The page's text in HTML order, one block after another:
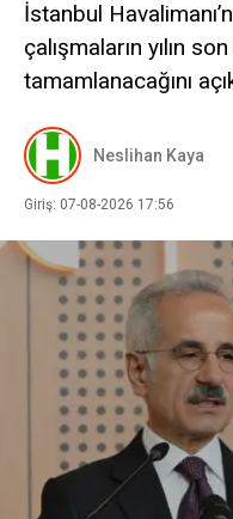
İstanbul
çalışmaların yılın
tamamlanacağını
Neslihan Kaya
Giriş: 07-08-2026 17:56